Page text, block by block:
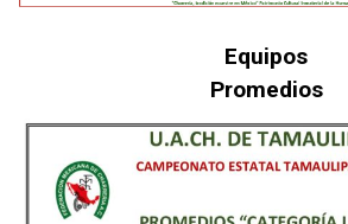
Equipos
Promedios